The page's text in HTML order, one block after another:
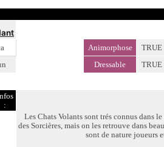
Animorphose TRUE
Dressable
TRUE
:
Les Chats Volants sont trés connus dans
des Sorcières, mais on les retrouve dans
sont de nature joueurs